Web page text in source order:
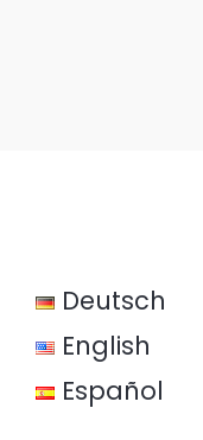
Deutsch
English
Español